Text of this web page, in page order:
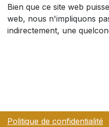
Bien que ce site web
web, nous n'impliquons
indirectement, une
Politique de confidentialité